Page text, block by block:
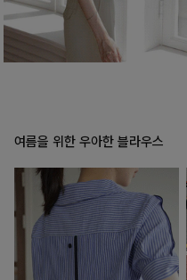
여름을 위한 우아한 블라우스